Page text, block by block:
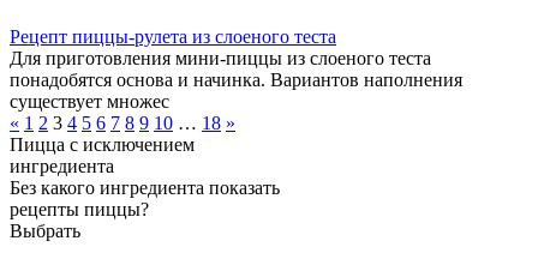
Рецепт пиццы-рулета из слоеного теста
Для приготовления мини-пиццы из слоеного теста
понадобятся основа и начинка. Вариантов наполнения
существует множес
« 1 2 3 4 5 6 7 8 9 10 … 18 »
Пицца с исключением
ингредиента
Без какого ингредиента показать
рецепты пиццы?
Выбрать